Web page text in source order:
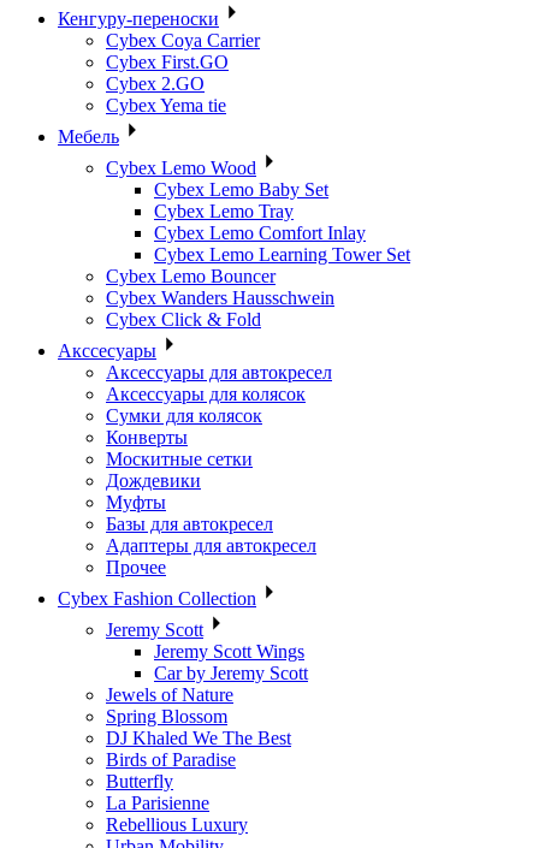
Кенгуру-переноски
Cybex Coya Carrier
Cybex First.GO
Cybex 2.GO
Cybex Yema tie
Мебель
Cybex Lemo Wood
Cybex Lemo Baby Set
Cybex Lemo Tray
Cybex Lemo Comfort Inlay
Cybex Lemo Learning Tower Set
Cybex Lemo Bouncer
Cybex Wanders Hausschwein
Cybex Click & Fold
Акссесуары
Аксессуары для автокресел
Аксессуары для колясок
Сумки для колясок
Конверты
Москитные сетки
Дождевики
Муфты
Базы для автокресел
Адаптеры для автокресел
Прочее
Cybex Fashion Collection
Jeremy Scott
Jeremy Scott Wings
Car by Jeremy Scott
Jewels of Nature
Spring Blossom
DJ Khaled We The Best
Birds of Paradise
Butterfly
La Parisienne
Rebellious Luxury